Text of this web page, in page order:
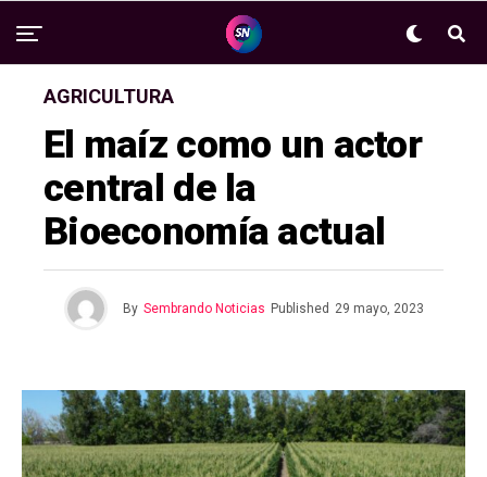
AGRICULTURA
El maíz como un actor
central de la
Bioeconomía actual
By Sembrando Noticias Published 29 mayo, 2023